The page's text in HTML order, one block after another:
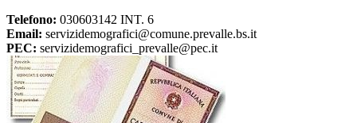
Telefono: 030603142 INT. 6
Email: servizidemografici@comune.prevalle.bs.it
PEC: servizidemografici_prevalle@pec.it